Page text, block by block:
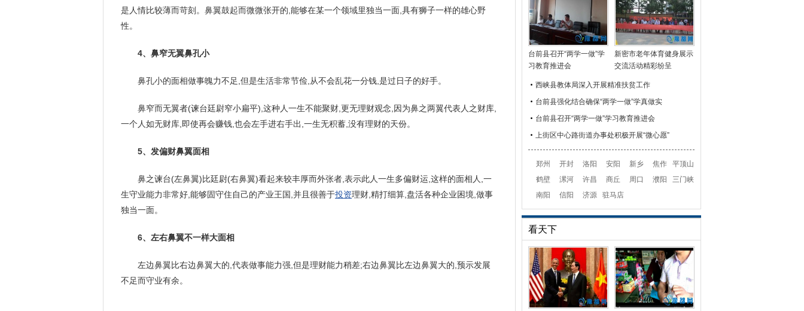
是人情比较薄而苛刻。鼻翼鼓起而微微张开的,能够在某一个领域里独当一面,具有狮子一样的雄心野
性。
4、鼻窄无翼鼻孔小
鼻孔小的面相做事魄力不足,但是生活非常节俭,从不会乱花一分钱,是过日子的好手。
鼻窄而无翼者(谏台廷尉窄小扁平),这种人一生不能聚财,更无理财观念,因为鼻之两翼代表人之财库,
一个人如无财库,即使再会赚钱,也会左手进右手出,一生无积蓄,没有理财的天份。
5、发偏财鼻翼面相
鼻之谏台(左鼻翼)比廷尉(右鼻翼)看起来较丰厚而外张者,表示此人一生多偏财运,这样的面相人,一
生守业能力非常好,能够固守住自己的产业王国,并且很善于投资理财,精打细算,盘活各种企业困境,做事
独当一面。
6、左右鼻翼不一样大面相
左边鼻翼比右边鼻翼大的,代表做事能力强,但是理财能力稍差;右边鼻翼比左边鼻翼大的,预示发展
不足而守业有余。
台前县召开“两学一做”学
习教育推进会
新密市老年体育健身展示
交流活动精彩纷呈
西峡县教体局深入开展精准扶贫工作
台前县强化结合确保“两学一做”学真做实
台前县召开“两学一做”学习教育推进会
上街区中心路街道办事处积极开展“微心愿”
郑州 开封 洛阳 安阳 新乡 焦作
平顶山
鹤壁
漯河 许昌 商丘 周口 濮阳
三门峡
南阳
信阳 济源 驻马店
看天下